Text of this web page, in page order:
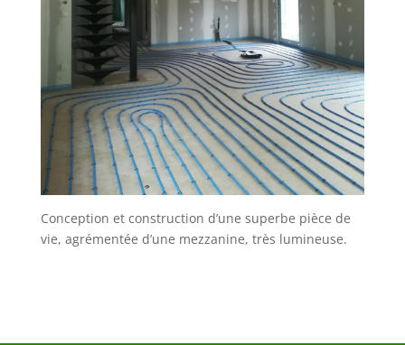
Conception et construction d’une superbe pièce de
vie, agrémentée d’une mezzanine, très lumineuse.